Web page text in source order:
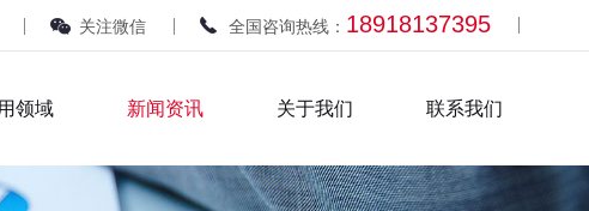
关注微信 全国咨询热线： 18918137395
领域 新闻资讯 关于我们 联系我们